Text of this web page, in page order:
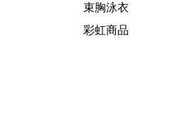
束胸泳衣
彩虹商品